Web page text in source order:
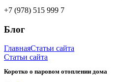
+7 (978) 515 999 7
Блог
ГлавнаяСтатьи сайта
Статьи сайта
Коротко о паровом отоплении дома